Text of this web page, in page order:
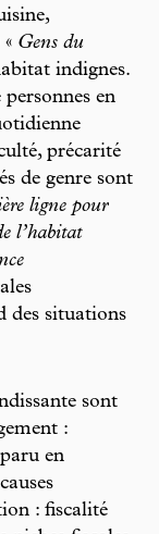
Gens du
indignes.
en
précarité
de genre sont
ligne pour
l’habitat
des situations
sont
:
en
: fiscalité